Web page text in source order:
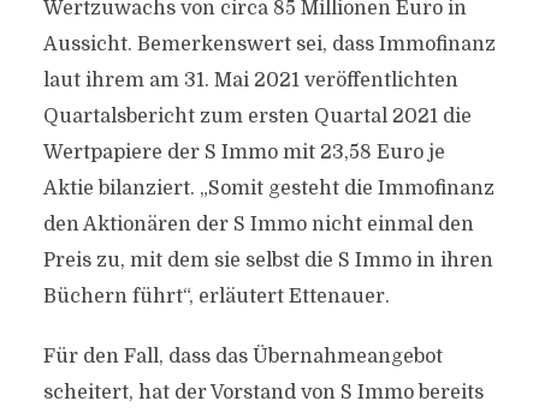
Wertzuwachs von circa 85 Millionen Euro in
Aussicht. Bemerkenswert sei, dass Immofinanz
laut ihrem am 31. Mai 2021 veröffentlichten
Quartalsbericht zum ersten Quartal 2021 die
Wertpapiere der S Immo mit 23,58 Euro je
Aktie bilanziert. „Somit gesteht die Immofinanz
den Aktionären der S Immo nicht einmal den
Preis zu, mit dem sie selbst die S Immo in ihren
Büchern führt“, erläutert Ettenauer.
Für den Fall, dass das Übernahmeangebot
scheitert, hat der Vorstand von S Immo bereits